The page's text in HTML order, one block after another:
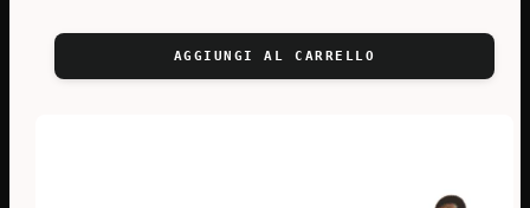
AGGIUNGI AL CARRELLO